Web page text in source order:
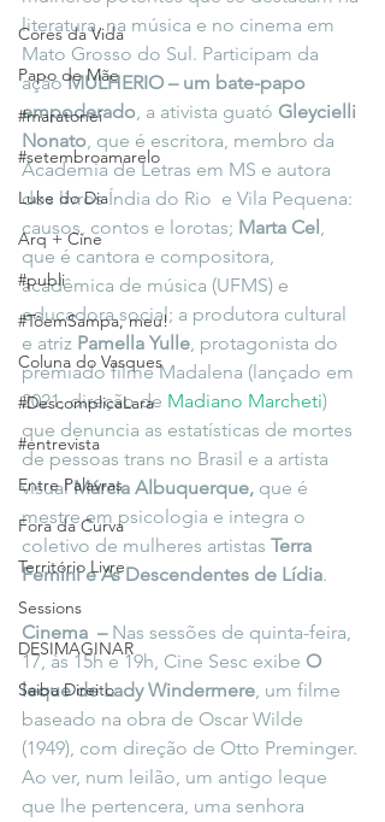
Cores da Vida
Papo de Mãe
#maratonei
#setembroamarelo
Luke do Dia
Arq + Cine
#publi
#TôemSampa, meu!
Coluna do Vasques
#DescomplicaLara
#entrevista
Entre Palavras
Fora da Curva
Território Livre
Sessions
DESIMAGINAR
Saiba Direito
literatura, na música e no cinema em
Mato Grosso do Sul. Participam da
ação MULHERIO – um bate-papo
empoderado, a ativista guató Gleycielli
Nonato, que é escritora, membro da
Academia de Letras em MS e autora
dos livros Índia do Rio  e Vila Pequena:
causos, contos e lorotas; Marta Cel,
que é cantora e compositora,
acadêmica de música (UFMS) e
educadora social; a produtora cultural
e atriz Pamella Yulle, protagonista do
premiado filme Madalena (lançado em
2021, direção de Madiano Marcheti)
que denuncia as estatísticas de mortes
de pessoas trans no Brasil e a artista
visual Márcia Albuquerque, que é
mestre em psicologia e integra o
coletivo de mulheres artistas Terra
Femini e As Descendentes de Lídia.
Cinema  – Nas sessões de quinta-feira,
17, às 15h e 19h, Cine Sesc exibe O
leque de Lady Windermere, um filme
baseado na obra de Oscar Wilde
(1949), com direção de Otto Preminger.
Ao ver, num leilão, um antigo leque
que lhe pertencera, uma senhora